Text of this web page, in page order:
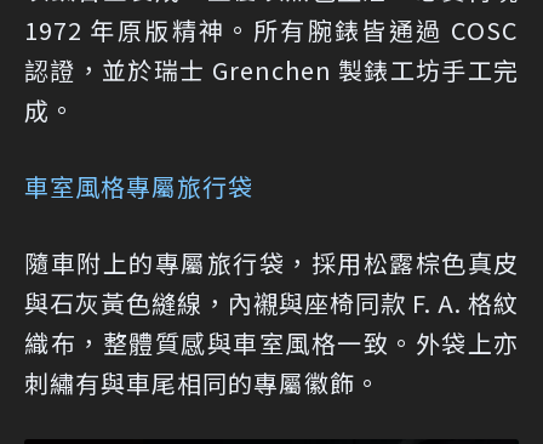
1972 年原版精神。所有腕錶皆通過 COSC
認證，並於瑞士 Grenchen 製錶工坊手工完
成。
車室風格專屬旅行袋
隨車附上的專屬旅行袋，採用松露棕色真皮
與石灰黃色縫線，內襯與座椅同款 F. A. 格紋
織布，整體質感與車室風格一致。外袋上亦
刺繡有與車尾相同的專屬徽飾。